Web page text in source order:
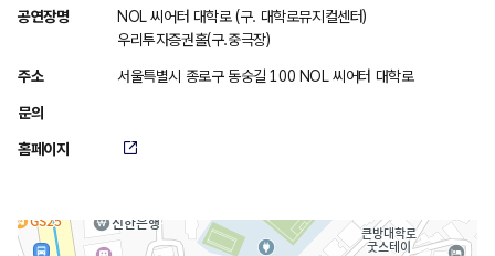
위
안
내
공연장명
NOL 씨어터 대학로 (구. 대학로뮤지컬센터)
우리투자증권홀(구.중극장)
주소 서울특별시 종로구 동숭길 100 NOL 씨어터 대학로
문의
홈페이지